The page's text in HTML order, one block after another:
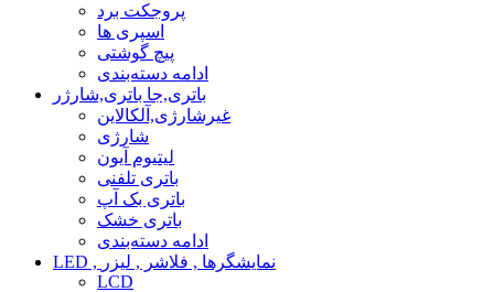
پروجکت برد
اسپری ها
پیچ گوشتی
ادامه دسته‌بندی
باتری,جا باتری,شارژر
غیرشارژی,آلکالاین
شارژی
لیتیوم آیون
باتری تلفنی
باتری بک آپ
باتری خشک
ادامه دسته‌بندی
LED , نمایشگرها , فلاشر , لیزر
LCD